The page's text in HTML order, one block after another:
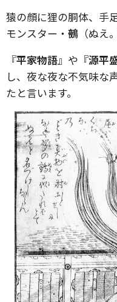
猿の顔に狸の胴体、
モンスター・ 鵺 （ぬえ
『平家物語』や『源平
し、夜な夜な不気味な
たと言います。